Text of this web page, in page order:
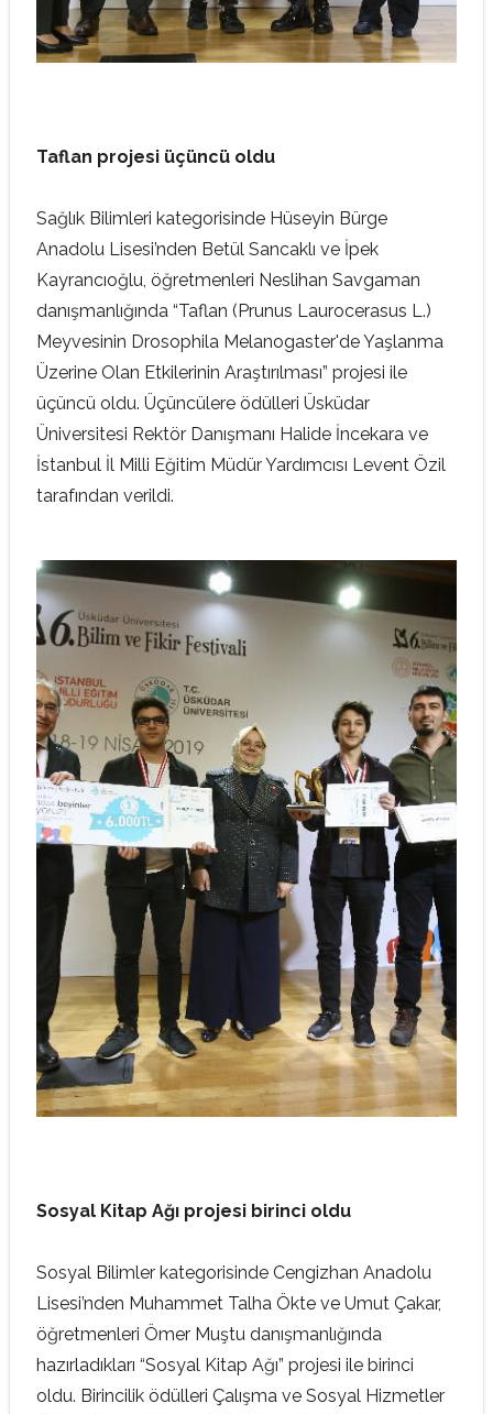
Taflan projesi üçüncü oldu
Sağlık Bilimleri kategorisinde Hüseyin Bürge
Anadolu Lisesi’nden Betül Sancaklı ve İpek
Kayrancıoğlu, öğretmenleri Neslihan Savgaman
danışmanlığında “Taflan (Prunus Laurocerasus L.)
Meyvesinin Drosophila Melanogaster'de Yaşlanma
Üzerine Olan Etkilerinin Araştırılması” projesi ile
üçüncü oldu. Üçüncülere ödülleri Üsküdar
Üniversitesi Rektör Danışmanı Halide İncekara ve
İstanbul İl Milli Eğitim Müdür Yardımcısı Levent Özil
tarafından verildi.
Sosyal Kitap Ağı projesi birinci oldu
Sosyal Bilimler kategorisinde Cengizhan Anadolu
Lisesi’nden Muhammet Talha Ökte ve Umut Çakar,
öğretmenleri Ömer Muştu danışmanlığında
hazırladıkları “Sosyal Kitap Ağı” projesi ile birinci
oldu. Birincilik ödülleri Çalışma ve Sosyal Hizmetler